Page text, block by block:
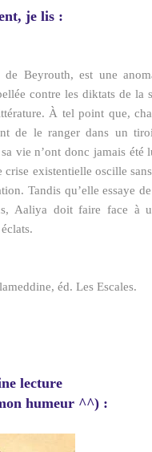
je lis :
Beyrouth, est une
contre les diktats de la
À tel point que,
de le ranger dans un
vie n’ont donc jamais été
existentielle oscille
Tandis qu’elle essaye
Aaliya doit faire face à
éd. Les Escales.
lecture
humeur ^^) :